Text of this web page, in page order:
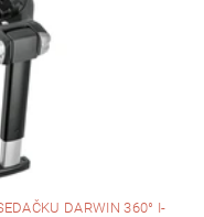
DARWIN 360° I-